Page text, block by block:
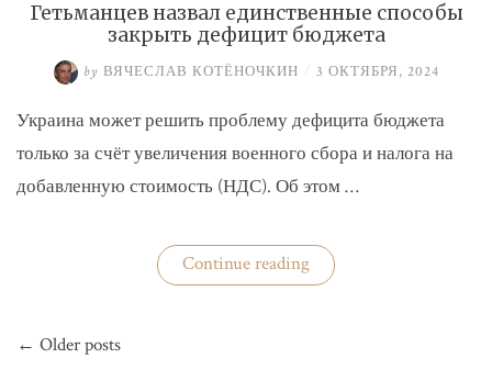
Гетьманцев назвал единственные способы
закрыть дефицит бюджета
by ВЯЧЕСЛАВ КОТЁНОЧКИН / 3 ОКТЯБРЯ, 2024
Украина может решить проблему дефицита бюджета
только за счёт увеличения военного сбора и налога на
добавленную стоимость (НДС). Об этом …
Continue reading«Гетьманцев
назвал
по
← Older posts